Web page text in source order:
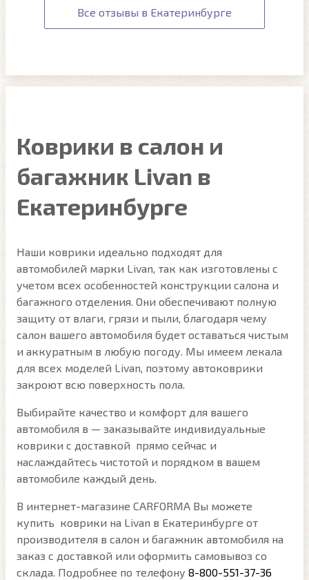
Все отзывы в Екатеринбурге
Коврики в салон и
багажник Livan в
Екатеринбурге
Наши коврики идеально подходят для
автомобилей марки Livan, так как изготовлены с
учетом всех особенностей конструкции салона и
багажного отделения. Они обеспечивают полную
защиту от влаги, грязи и пыли, благодаря чему
салон вашего автомобиля будет оставаться чистым
и аккуратным в любую погоду. Мы имеем лекала
для всех моделей Livan, поэтому автоковрики
закроют всю поверхность пола.
Выбирайте качество и комфорт для вашего
автомобиля в — заказывайте индивидуальные
коврики с доставкой прямо сейчас и
наслаждайтесь чистотой и порядком в вашем
автомобиле каждый день.
В интернет-магазине CARFORMA Вы можете
купить коврики на Livan в Екатеринбурге от
производителя в салон и багажник автомобиля на
заказ с доставкой или оформить самовывоз со
склада. Подробнее по телефону 8-800-551-37-36